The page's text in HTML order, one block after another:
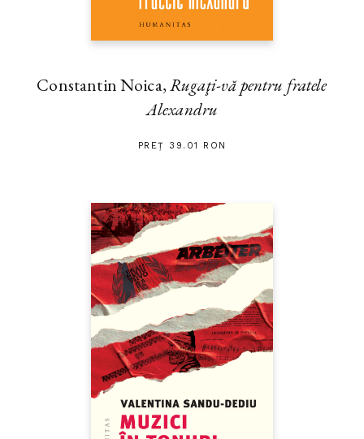
Constantin Noica,Rugaţi-vă pentru fratele
Alexandru
PREȚ 39.01 RON